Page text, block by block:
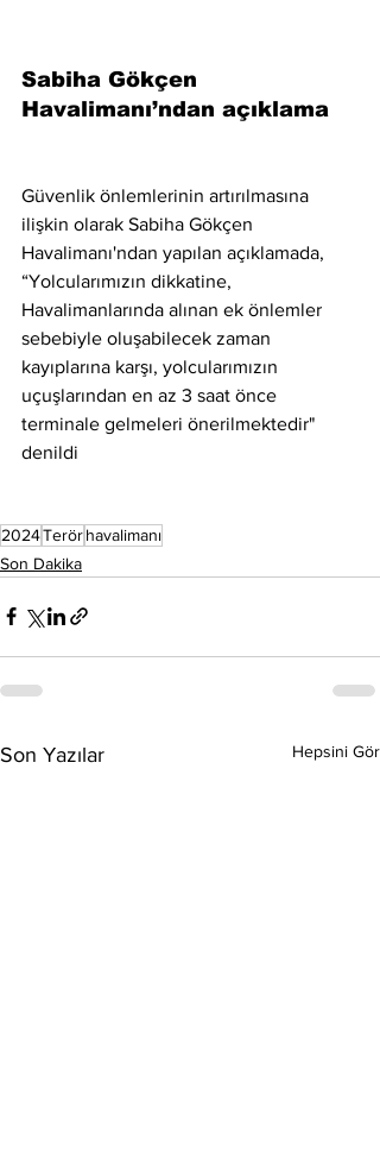
Sabiha Gökçen
Havalimanı’ndan açıklama
Güvenlik önlemlerinin artırılmasına
ilişkin olarak Sabiha Gökçen
Havalimanı'ndan yapılan açıklamada,
“Yolcularımızın dikkatine,
Havalimanlarında alınan ek önlemler
sebebiyle oluşabilecek zaman
kayıplarına karşı, yolcularımızın
uçuşlarından en az 3 saat önce
terminale gelmeleri önerilmektedir"
denildi
2024Terörhavalimanı
Son Dakika
Son Yazılar Hepsini Gör